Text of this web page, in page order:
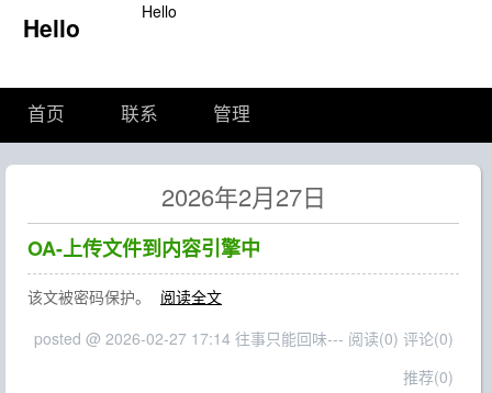
Hello Hello
首页 联系 管理
2026年2月27日
OA-上传文件到内容引擎中
该文被密码保护。
阅读全文
posted @ 2026-02-27 17:14 往事只能回味--- 阅读(0) 评论(0)
推荐(0)